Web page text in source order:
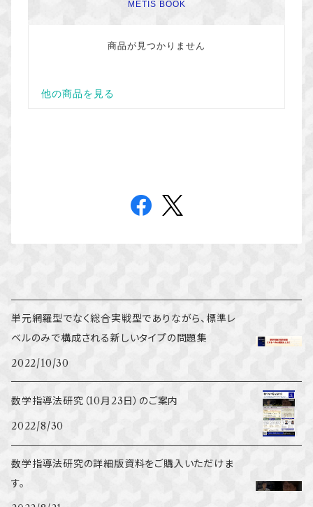
単元網羅型でなく総合実戦型でありながら、標準レ
ベルのみで構成される新しいタイプの問題集
2022/10/30
数学指導法研究（10月23日）のご案内
2022/8/30
数学指導法研究の詳細版資料をご購入いただけま
す。